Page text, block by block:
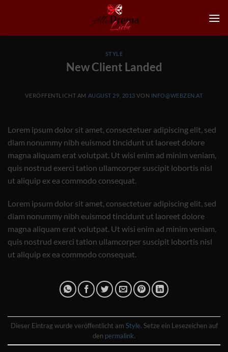
STYLE
New Client Landed
VERÖFFENTLICHT AM AUGUST 29, 2013 VON INFO@WEBZEN.AT
Lorem ipsum dolor sit amet, consectetuer adipiscing elit, sed
diam nonummy nibh euismod tincidunt ut laoreet dolore
magna aliquam erat volutpat. Ut wisi enim ad minim veniam,
quis nostrud exerci tation ullamcorper suscipit lobortis nisl
ut aliquip ex ea commodo consequat.
Lorem ipsum dolor sit amet, consectetuer adipiscing elit, sed
diam nonummy nibh euismod tincidunt ut laoreet dolore
magna aliquam erat volutpat. Ut wisi enim ad minim veniam,
quis nostrud exerci tation ullamcorper suscipit lobortis nisl
ut aliquip ex ea commodo consequat.
Dieser Eintrag wurde veröffentlicht am Style. Setze ein Lesezeichen auf
den permalink.